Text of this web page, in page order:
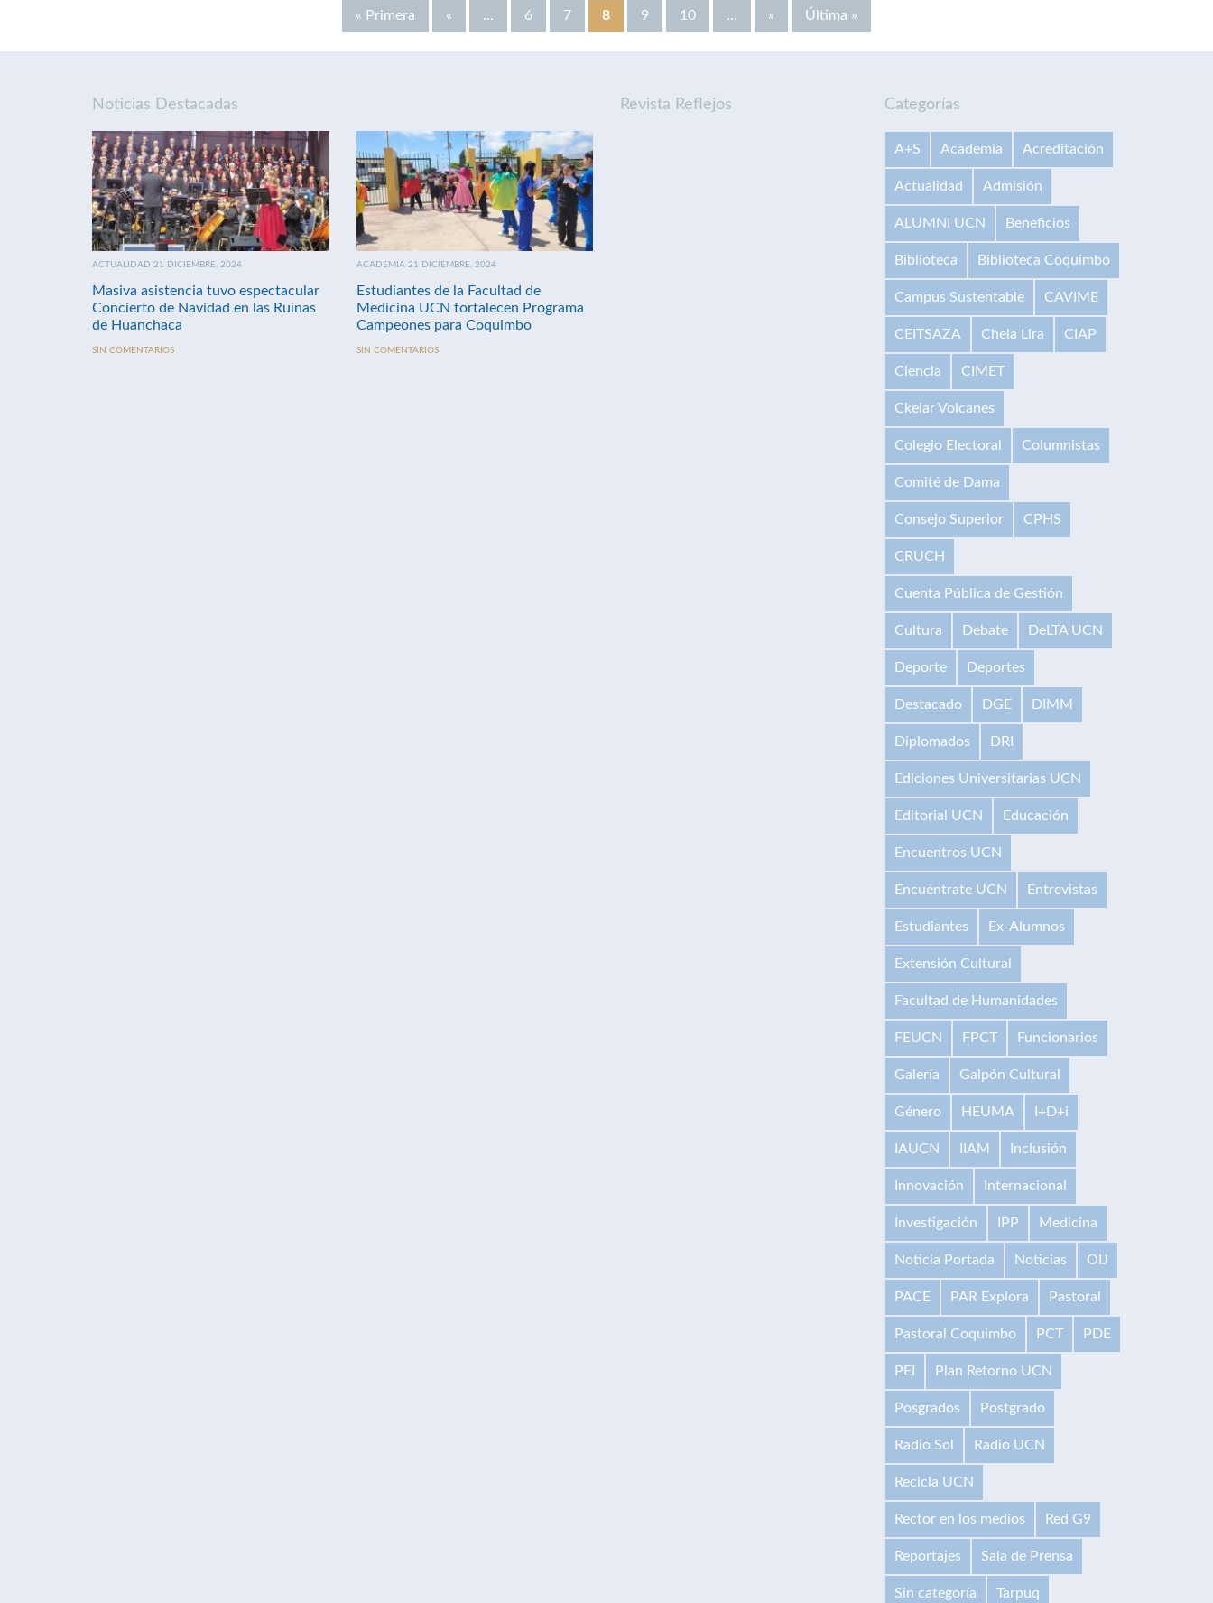
« Primera « ... 6 7 8 9 10 ... » Última »
Noticias Destacadas
ACTUALIDAD 21 DICIEMBRE, 2024
Masiva asistencia tuvo espectacular
Concierto de Navidad en las Ruinas
de Huanchaca
SIN COMENTARIOS
ACADEMIA 21 DICIEMBRE, 2024
Estudiantes de la Facultad de
Medicina UCN fortalecen Programa
Campeones para Coquimbo
SIN COMENTARIOS
Revista Reflejos Categorías
A+S Academia Acreditación
Actualidad Admisión
ALUMNI UCN Beneficios
Biblioteca Biblioteca Coquimbo
Campus Sustentable CAVIME
CEITSAZA Chela Lira CIAP
Ciencia CIMET
Ckelar Volcanes
Colegio Electoral Columnistas
Comité de Dama
Consejo Superior CPHS
CRUCH
Cuenta Pública de Gestión
Cultura Debate DeLTA UCN
Deporte Deportes
Destacado DGE DIMM
Diplomados DRI
Ediciones Universitarias UCN
Editorial UCN Educación
Encuentros UCN
Encuéntrate UCN Entrevistas
Estudiantes Ex-Alumnos
Extensión Cultural
Facultad de Humanidades
FEUCN FPCT Funcionarios
Galería Galpón Cultural
Género HEUMA I+D+i
IAUCN IIAM Inclusión
Innovación Internacional
Investigación IPP Medicina
Noticia Portada Noticias OIJ
PACE PAR Explora Pastoral
Pastoral Coquimbo PCT PDE
PEI Plan Retorno UCN
Posgrados Postgrado
Radio Sol Radio UCN
Recicla UCN
Rector en los medios Red G9
Reportajes Sala de Prensa
Sin categoría Tarpuq